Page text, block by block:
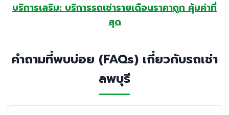
บริการเสริม: บริการรถเช่ารายเดือนราคาถูก คุ้มค่าที่
สุด
คำถามที่พบบ่อย (FAQs) เกี่ยวกับรถเช่า
ลพบุรี